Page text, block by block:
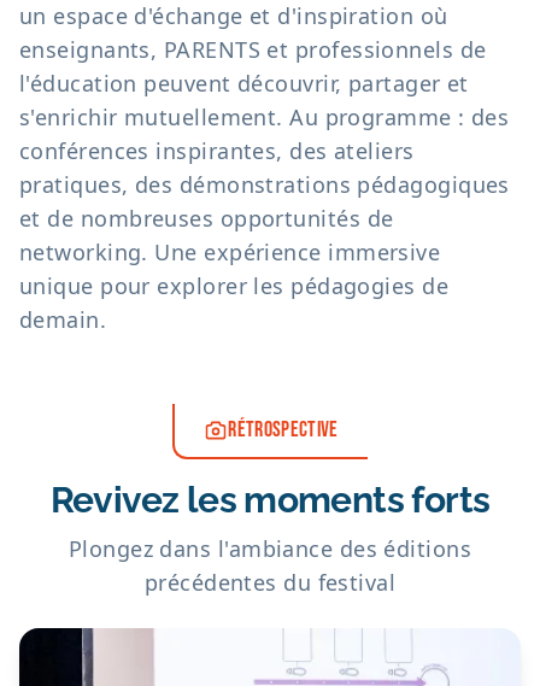
un espace d'échange et d'inspiration où
enseignants, PARENTS et professionnels de
l'éducation peuvent découvrir, partager et
s'enrichir mutuellement. Au programme : des
conférences inspirantes, des ateliers
pratiques, des démonstrations pédagogiques
et de nombreuses opportunités de
networking. Une expérience immersive
unique pour explorer les pédagogies de
demain.
RÉTROSPECTIVE
Revivez les moments forts
Plongez dans l'ambiance des éditions
précédentes du festival